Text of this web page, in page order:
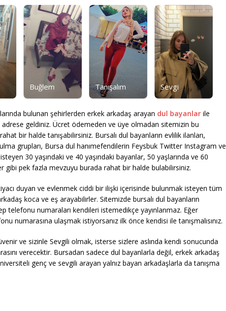
Buğlem Tanışalım Sevgi
bulunan şehirlerden erkek arkadaş arayan dul bayanlar ile
geldiniz. Ücret ödemeden ve üye olmadan sitemizin bu
bir halde tanışabilirsiniz. Bursalı dul bayanların evlilik ilanları,
grupları, Bursa dul hanımefendilerin Feysbuk Twitter Instagram ve
30 yaşındaki ve 40 yaşındaki bayanlar, 50 yaşlarında ve 60
gibi pek fazla mevzuyu burada rahat bir halde bulabilirsiniz.
duyan ve evlenmek ciddi bir ilişki içerisinde bulunmak isteyen tüm
koca ve eş arayabilirler. Sitemizde bursalı dul bayanların
telefonu numaraları kendileri istemedikçe yayınlanmaz. Eğer
numarasına ulaşmak istiyorsanız ilk önce kendisi ile tanışmalısınız.
ve sizinle Sevgili olmak, isterse sizlere aslında kendi sonucunda
verecektir. Bursadan sadece dul bayanlarla değil, erkek arkadaş
genç ve sevgili arayan yalnız bayan arkadaşlarla da tanışma